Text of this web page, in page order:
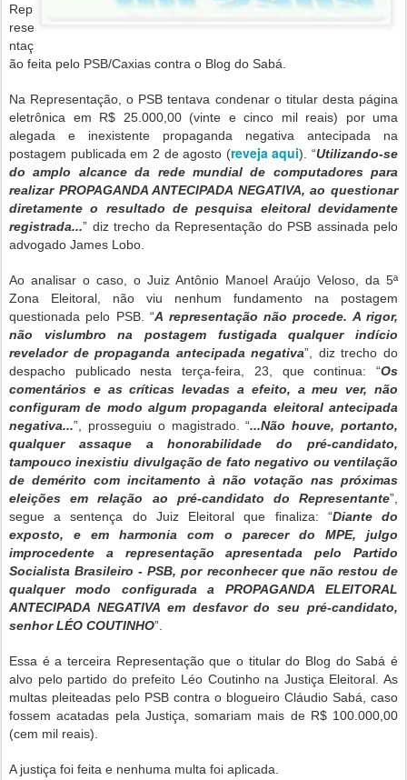
Rep
rese
ntaç
ão feita pelo PSB/Caxias contra o Blog do Sabá.
Na Representação, o PSB tentava condenar o titular desta página
eletrônica em R$ 25.000,00 (vinte e cinco mil reais) por uma
alegada e inexistente propaganda negativa antecipada na
postagem publicada em 2 de agosto (reveja aqui). “Utilizando-se
do amplo alcance da rede mundial de computadores para
realizar PROPAGANDA ANTECIPADA NEGATIVA, ao questionar
diretamente o resultado de pesquisa eleitoral devidamente
registrada...” diz trecho da Representação do PSB assinada pelo
advogado James Lobo.
Ao analisar o caso, o Juiz Antônio Manoel Araújo Veloso, da 5ª
Zona Eleitoral, não viu nenhum fundamento na postagem
questionada pelo PSB. “A representação não procede. A rigor,
não vislumbro na postagem fustigada qualquer indício
revelador de propaganda antecipada negativa”, diz trecho do
despacho publicado nesta terça-feira, 23, que continua: “Os
comentários e as críticas levadas a efeito, a meu ver, não
configuram de modo algum propaganda eleitoral antecipada
negativa...”, prosseguiu o magistrado. “...Não houve, portanto,
qualquer assaque a honorabilidade do pré-candidato,
tampouco inexistiu divulgação de fato negativo ou ventilação
de demérito com incitamento à não votação nas próximas
eleições em relação ao pré-candidato do Representante”,
segue a sentença do Juiz Eleitoral que finaliza: “Diante do
exposto, e em harmonia com o parecer do MPE, julgo
improcedente a representação apresentada pelo Partido
Socialista Brasileiro - PSB, por reconhecer que não restou de
qualquer modo configurada a PROPAGANDA ELEITORAL
ANTECIPADA NEGATIVA em desfavor do seu pré-candidato,
senhor LÉO COUTINHO”.
Essa é a terceira Representação que o titular do Blog do Sabá é
alvo pelo partido do prefeito Léo Coutinho na Justiça Eleitoral. As
multas pleiteadas pelo PSB contra o blogueiro Cláudio Sabá, caso
fossem acatadas pela Justiça, somariam mais de R$ 100.000,00
(cem mil reais).
A justiça foi feita e nenhuma multa foi aplicada.